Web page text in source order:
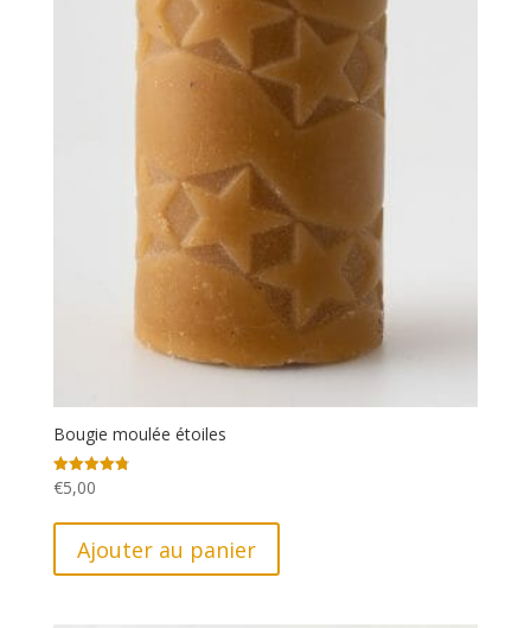
Bougie moulée étoiles
Note
4.80
€5,00
Ajouter au panier